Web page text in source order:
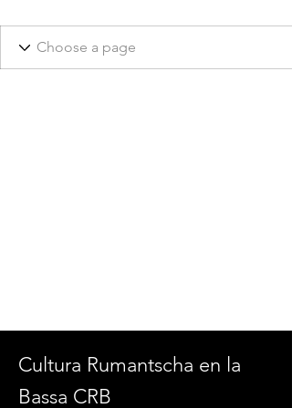
Cultura Rumantscha en la
Bassa CRB